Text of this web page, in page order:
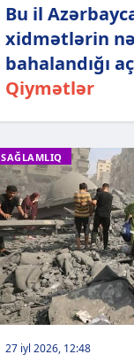
Bu il
xidmətlərin
bahalandığı
Qiymətlər
SAĞLAMLIQ
27 iyl 2026, 12:48